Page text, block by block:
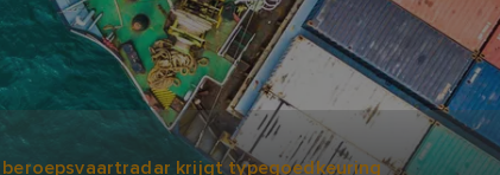
krijgt typegoedkeuring